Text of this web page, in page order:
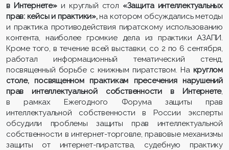
в Интернете»и круглый стол «Защита интеллектуальных
прав: кейсы и практики»,на котором обсуждались методы
и практика противодействия пиратскому использованию
контента, наиболее громкие дела из практики АЗАПИ.
Кроме того, в течение всей выставки, со 2 по 6 сентября,
работал информационный тематический стенд,
посвященный борьбе с книжным пиратством. На круглом
столе, посвященном практикам пресечения нарушений
прав интеллектуальной собственности в Интернете,
в рамках Ежегодного Форума защиты прав
интеллектуальной собственности в России эксперты
обсудили проблемы защиты прав интеллектуальной
собственности в интернет-торговле, правовые механизмы
защиты от интернет-пиратства, судебную практику